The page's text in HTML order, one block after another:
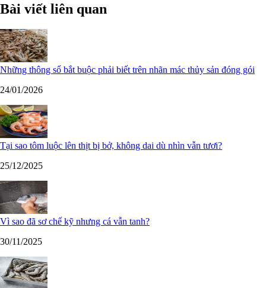
Bài viết liên quan
Những thông số bắt buộc phải biết trên nhãn mác thủy sản đóng gói
24/01/2026
Tại sao tôm luộc lên thịt bị bở, không dai dù nhìn vẫn tươi?
25/12/2025
Vì sao đã sơ chế kỹ nhưng cá vẫn tanh?
30/11/2025